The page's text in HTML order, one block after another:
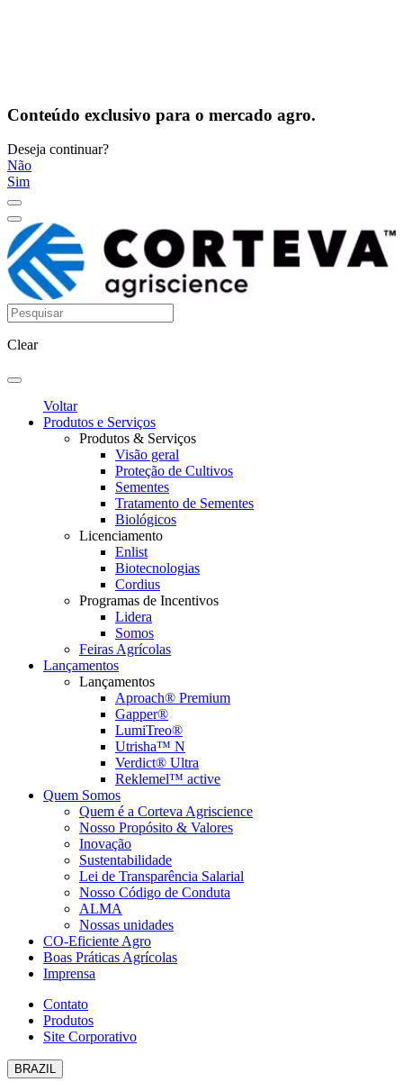
Conteúdo exclusivo para o mercado agro.
Deseja continuar?
Não
Sim
Clear
Voltar
Produtos e Serviços
Produtos & Serviços
Visão geral
Proteção de Cultivos
Sementes
Tratamento de Sementes
Biológicos
Licenciamento
Enlist
Biotecnologias
Cordius
Programas de Incentivos
Lidera
Somos
Feiras Agrícolas
Lançamentos
Lançamentos
Aproach® Premium
Gapper®
LumiTreo®
Utrisha™ N
Verdict® Ultra
Reklemel™ active
Quem Somos
Quem é a Corteva Agriscience
Nosso Propósito & Valores
Inovação
Sustentabilidade
Lei de Transparência Salarial
Nosso Código de Conduta
ALMA
Nossas unidades
CO-Eficiente Agro
Boas Práticas Agrícolas
Imprensa
Contato
Produtos
Site Corporativo
BRAZIL